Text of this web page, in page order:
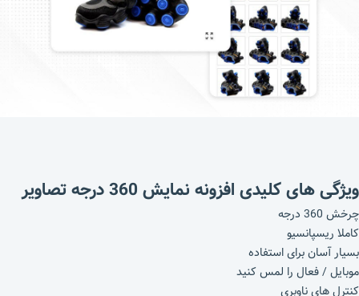
ویژگی های کلیدی افزونه نمایش 360 درجه تصاویر
چرخش 360 درجه
کاملا ریسپانسیو
بسیار آسان برای استفاده
موبایل / فعال را لمس کنید
کنترل های ناوبری